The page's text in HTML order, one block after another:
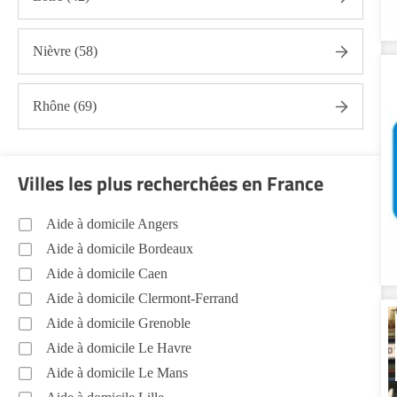
Nièvre (58)
Rhône (69)
Villes les plus recherchées en France
Aide à domicile Angers
Aide à domicile Bordeaux
Aide à domicile Caen
Aide à domicile Clermont-Ferrand
Aide à domicile Grenoble
Aide à domicile Le Havre
Aide à domicile Le Mans